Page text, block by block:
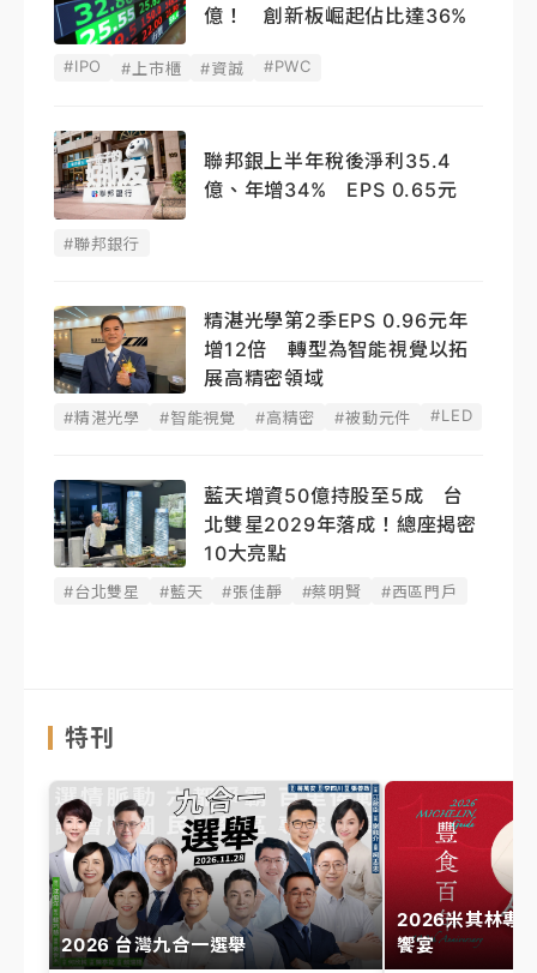
億！ 創新板崛起佔比達36%
#IPO #上市櫃 #資誠 #PWC
聯邦銀上半年稅後淨利35.4
億、年增34% EPS 0.65元
#聯邦銀行
精湛光學第2季EPS 0.96元年
增12倍 轉型為智能視覺以拓
展高精密領域
#精湛光學 #智能視覺 #高精密 #被動元件 #LED
藍天增資50億持股至5成 台
北雙星2029年落成！總座揭密
10大亮點
#台北雙星 #藍天 #張佳靜 #蔡明賢 #西區門戶
特刊
2026 台灣九合一選舉
2026米其林專
饗宴